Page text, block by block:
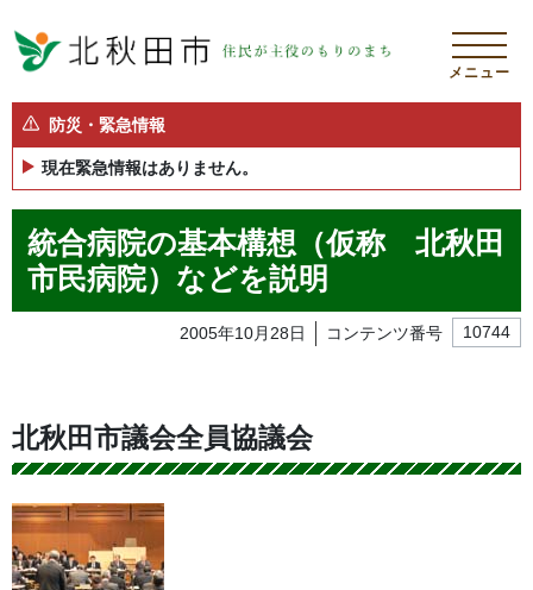
メニュー
防災・緊急情報
現在緊急情報はありません。
統合病院の基本構想（仮称 北秋田
市民病院）などを説明
2005年10月28日 コンテンツ番号 10744
北秋田市議会全員協議会